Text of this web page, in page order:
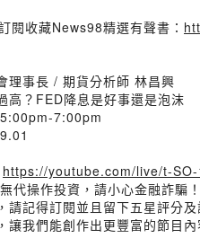
閱收藏News98精選有聲書：
理事長 / 期貨分析師 林昌興
高？FED降息是好事還是泡沫
7:00pm
https://youtube.com/live/t-SO-
代操作投資，請小心金融詐騙！
請記得訂閱並且留下五星評分及
讓我們能創作出更豐富的節目內